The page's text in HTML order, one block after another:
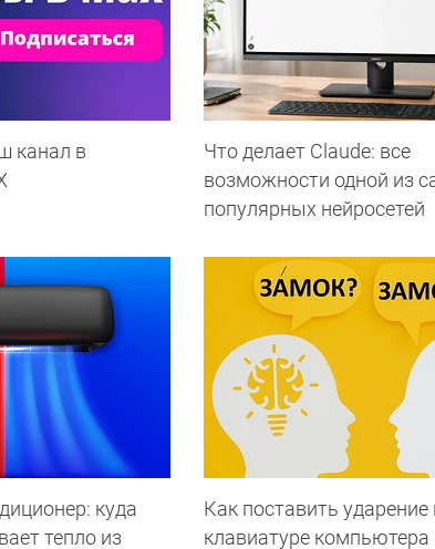
канал в
Что делает Сlaude: все
возможности одной из
популярных нейросетей
куда
тепло из
Как поставить ударение
клавиатуре компьютера